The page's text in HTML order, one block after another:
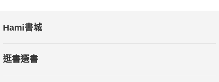
Hami書城
逛書選書